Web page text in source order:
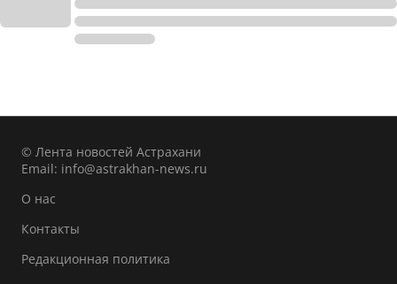
© Лента новостей Астрахани
Email: info@astrakhan-news.ru
О нас
Контакты
Редакционная политика